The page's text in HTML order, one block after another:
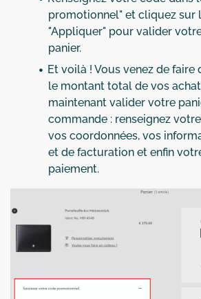
promotionnel" et cliquez sur
"Appliquer" pour valider
panier.
Et voilà ! Vous venez de faire
le montant total de vos
maintenant valider votre
commande : renseignez
vos coordonnées, vos
et de facturation et enfin
paiement.